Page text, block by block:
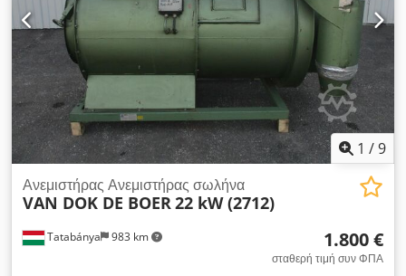
Ελαστικός κύλινδρος εξόδου
1 /9
Tatabánya 983 km
Ανεμιστήρας Ανεμιστήρας σωλήνα
VAN DOK DE BOER22 kW (2712)
1.800 €
σταθερή τιμή συν ΦΠΑ